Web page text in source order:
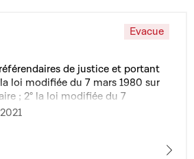
Evacue
de justice et portant
loi modifiée du 7 mars 1980 sur
; 2° la loi modifiée du 7
organisation des juridictions de
2012 sur les attachés de justice 5°